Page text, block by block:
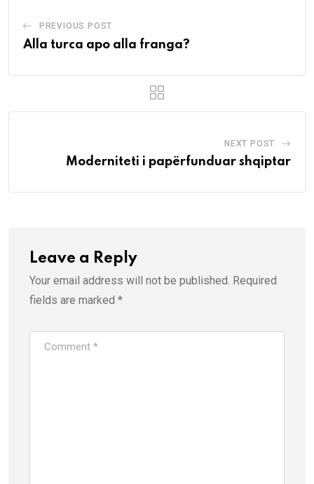
PREVIOUS POST
Alla turca apo alla franga?
NEXT POST
Moderniteti i papërfunduar shqiptar
Leave a Reply
Your email address will not be published. Required
fields are marked *